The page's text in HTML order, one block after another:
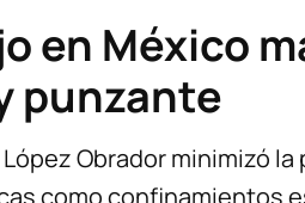
en México
punzante
Obrador minimizó